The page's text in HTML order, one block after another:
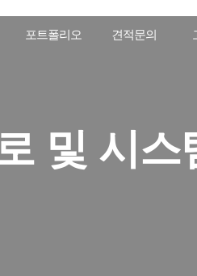
포트폴리오 견적문의
및 시스